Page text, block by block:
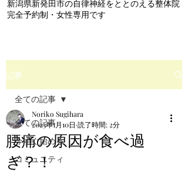
​新潟県新発田市の自律神経をととのえる整体院
完全予約制・女性専用です
記事
全ての記事
今すぐ始める
コミュニティ
全ての記事
腰痛の原因が食べ過
ぎ？！
Noriko Sugihara
2023年1月10日 読了時間: 2分